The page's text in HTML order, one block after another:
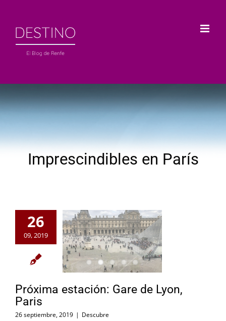
contenido
Imprescindibles en París
26
09, 2019
Próxima estación: Gare de Lyon,
Paris
26 septiembre, 2019 | Descubre